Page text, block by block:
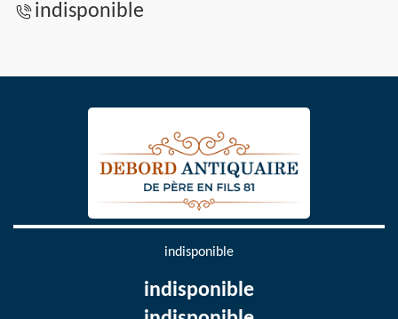
indisponible
indisponible
indisponible